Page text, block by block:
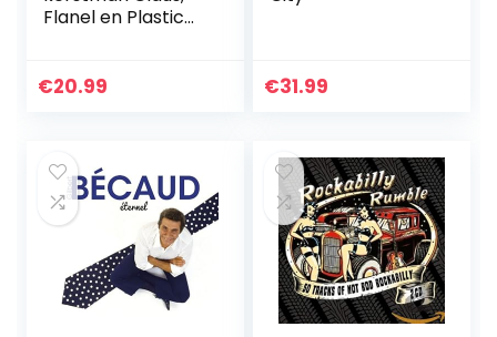
Flanel en Plastic
Ontwerp voor
€20.99 €31.99